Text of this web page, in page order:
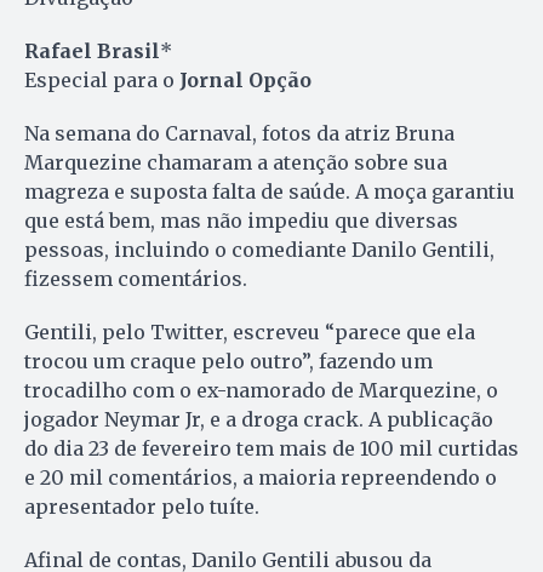
Rafael Brasil*
Especial para o Jornal Opção
Na semana do Carnaval, fotos da atriz Bruna
Marquezine chamaram a atenção sobre sua
magreza e suposta falta de saúde. A moça garantiu
que está bem, mas não impediu que diversas
pessoas, incluindo o comediante Danilo Gentili,
fizessem comentários.
Gentili, pelo Twitter, escreveu “parece que ela
trocou um craque pelo outro”, fazendo um
trocadilho com o ex-namorado de Marquezine, o
jogador Neymar Jr, e a droga crack. A publicação
do dia 23 de fevereiro tem mais de 100 mil curtidas
e 20 mil comentários, a maioria repreendendo o
apresentador pelo tuíte.
Afinal de contas, Danilo Gentili abusou da